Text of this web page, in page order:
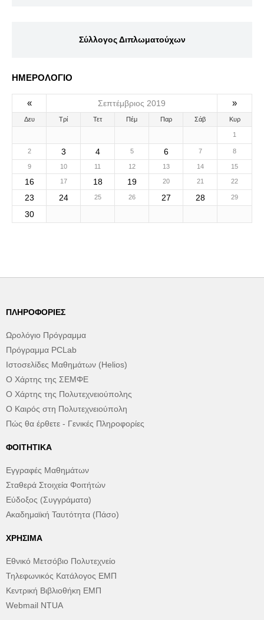
Σύλλογος Διπλωματούχων
ΗΜΕΡΟΛΟΓΙΟ
« Σεπτέμβριος 2019 »
Δευ Τρί Τετ Πέμ Παρ Σάβ Κυρ
1
2 3 4 5 6 7 8
9 10 11 12 13 14 15
16 17 18 19 20 21 22
23 24 25 26 27 28 29
30
ΠΛΗΡΟΦΟΡΊΕΣ
Ωρολόγιο Πρόγραμμα
Πρόγραμμα PCLab
Ιστοσελίδες Μαθημάτων (Helios)
Ο Χάρτης της ΣΕΜΦΕ
Ο Χάρτης της Πολυτεχνειούπολης
Ο Καιρός στη Πολυτεχνειούπολη
Πώς θα έρθετε - Γενικές Πληροφορίες
ΦΟΙΤΗΤΙΚΆ
Εγγραφές Μαθημάτων
Σταθερά Στοιχεία Φοιτήτών
Εύδοξος (Συγγράματα)
Ακαδημαϊκή Ταυτότητα (Πάσο)
ΧΡΉΣΙΜΑ
Εθνικό Μετσόβιο Πολυτεχνείο
Τηλεφωνικός Κατάλογος ΕΜΠ
Κεντρική Βιβλιοθήκη ΕΜΠ
Webmail NTUA